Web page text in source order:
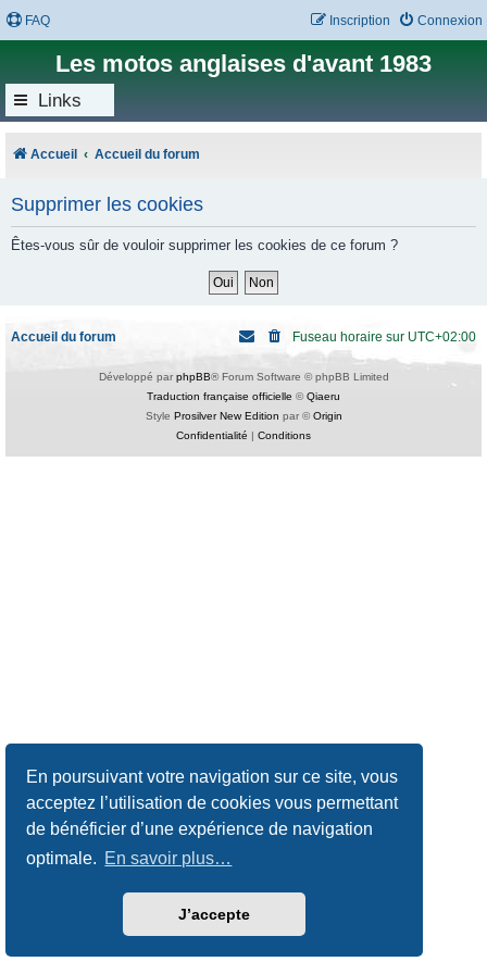
En poursuivant votre navigation sur ce site, vous
acceptez l’utilisation de cookies vous permettant
de bénéficier d’une expérience de navigation
optimale. En savoir plus…
J’accepte
FAQ Connexion
Inscription
Les motos anglaises d'avant 1983
Links
Accueil Accueil du forum
Supprimer les cookies
Êtes-vous sûr de vouloir supprimer les cookies de ce forum ?
Accueil du forum Fuseau horaire sur UTC+02:00
Développé par phpBB® Forum Software © phpBB Limited
Traduction française officielle ©Qiaeru
Style Prosilver New Edition par ©Origin
Confidentialité | Conditions